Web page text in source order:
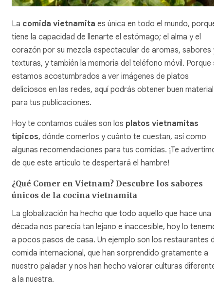
La comida vietnamita es única en todo el mundo, porque
tiene la capacidad de llenarte el estómago; el alma y el
corazón por su mezcla espectacular de aromas, sabores y
texturas, y también la memoria del teléfono móvil. Porque si
estamos acostumbrados a ver imágenes de platos
deliciosos en las redes, aquí podrás obtener buen material
para tus publicaciones.
Hoy te contamos cuáles son los platos vietnamitas
típicos, dónde comerlos y cuánto te cuestan, así como
algunas recomendaciones para tus comidas. ¡Te
de que este artículo te despertará el hambre!
¿Qué Comer en Vietnam? Descubre los sabores
únicos de la cocina vietnamita
La globalización ha hecho que todo aquello que hace una
década nos parecía tan lejano e inaccesible, hoy lo
a pocos pasos de casa. Un ejemplo son los restaurantes
comida internacional, que han sorprendido gratamente a
nuestro paladar y nos han hecho valorar culturas
a la nuestra.